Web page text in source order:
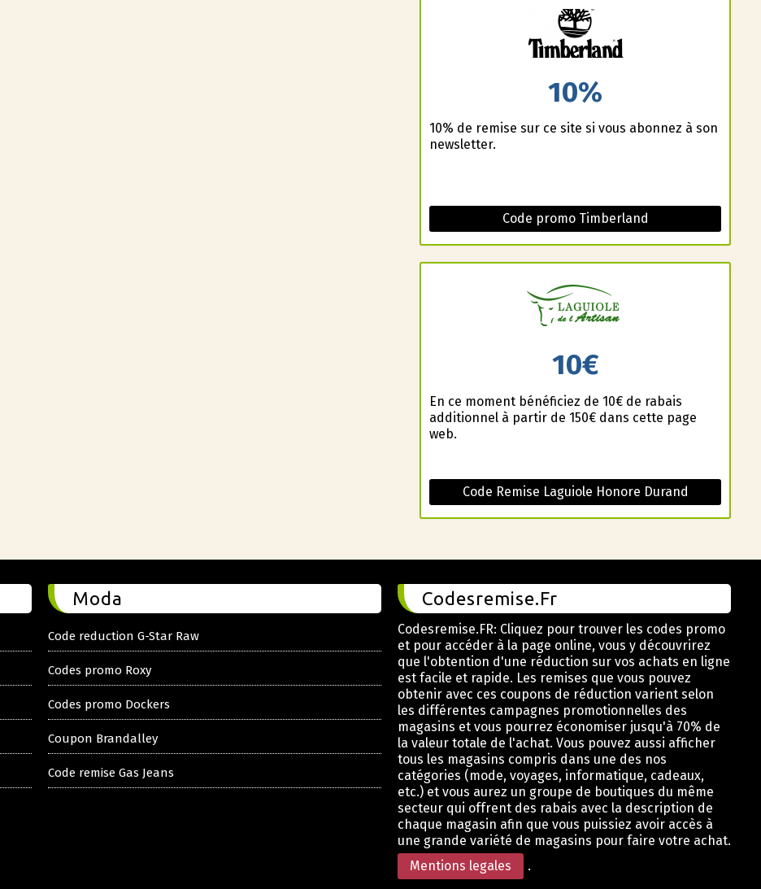
10%
10% de remise sur ce site si vous abonnez à son
newsletter.
Code promo Timberland
10€
En ce moment bénéficiez de 10€ de rabais
additionnel à partir de 150€ dans cette page
web.
Code Remise Laguiole Honore Durand
Moda
Code reduction G-Star Raw
Codes promo Roxy
Codes promo Dockers
Coupon Brandalley
Code remise Gas Jeans
Codesremise.Fr
Codesremise.FR: Cliquez pour trouver les codes promo
et pour accéder à la page online, vous y découvrirez
que l'obtention d'une réduction sur vos achats en ligne
est facile et rapide. Les remises que vous pouvez
obtenir avec ces coupons de réduction varient selon
les différentes campagnes promotionnelles des
magasins et vous pourrez économiser jusqu'à 70% de
la valeur totale de l'achat. Vous pouvez aussi afficher
tous les magasins compris dans une des nos
catégories (mode, voyages, informatique, cadeaux,
etc.) et vous aurez un groupe de boutiques du même
secteur qui offrent des rabais avec la description de
chaque magasin afin que vous puissiez avoir accès à
une grande variété de magasins pour faire votre achat.
Mentions legales
.